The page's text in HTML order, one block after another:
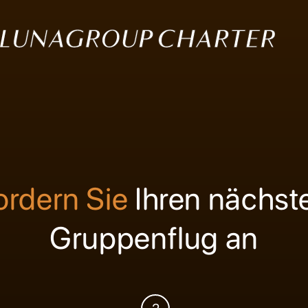
Sie Ihren
Gruppenflug an